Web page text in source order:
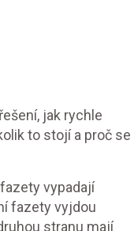
jak rychle
to stojí a proč se
vypadají
fazety vyjdou
stranu mají